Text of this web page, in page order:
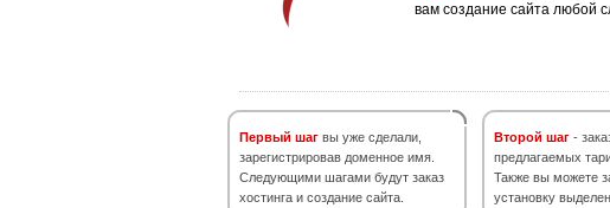
вам создание сайта любой
Первый шаг вы уже сделали,
зарегистрировав доменное имя.
Следующими шагами будут заказ
хостинга и создание сайта.
Второй шаг -
предлагаемых
Также вы можете
установку